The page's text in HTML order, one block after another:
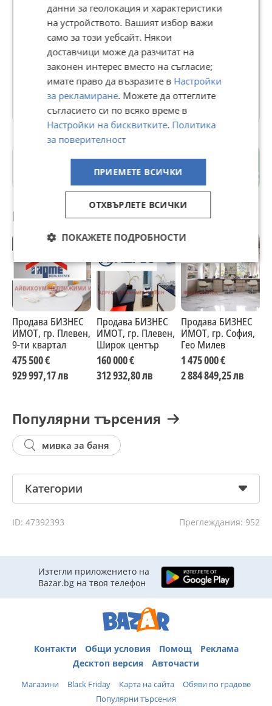
ИНВЕСТ ПРОПЪРТИС
В Bazar.BG от 11 септември 2013г.
Последно активен днес в 11:57 ч.
136 Обяви
Още оферти на https://iproperties.imot.bg
Препоръчани за теб
Продава БИЗНЕС
ИМОТ, гр. Плевен,
9-ти квартал
475 500 €
929 997,17 лв
Продава БИЗНЕС
ИМОТ, гр. Плевен,
Широк център
160 000 €
312 932,80 лв
Продава БИЗНЕС
ИМОТ, гр. София,
Гео Милев
1 475 000 €
2 884 849,25 лв
Популярни търсения
мивка за баня
Категории
ID: 47392393 Преглеждания: 952
Изтегли приложението на
Bazar.bg на твоя телефон
Контакти Общи условия Помощ
Реклама
Десктоп версия
Авточасти
Магазини Black Friday Карта на сайта
Обяви по градове
Популярни търсения
данни за геолокация и характеристики
на устройството. Вашият избор важи
само за този уебсайт. Някои
доставчици може да разчитат на
законен интерес вместо на съгласие;
имате право да възразите в Настройки
за рекламиране. Можете да оттеглите
съгласието си по всяко време в
Настройки на бисквитките. Политика
за поверителност
ПРИЕМЕТЕ ВСИЧКИ
ОТХВЪРЛЕТЕ ВСИЧКИ
ПОКАЖЕТЕ ПОДРОБНОСТИ